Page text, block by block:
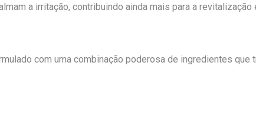
a irritação, contribuindo ainda mais para a
com uma combinação poderosa de ingredientes que